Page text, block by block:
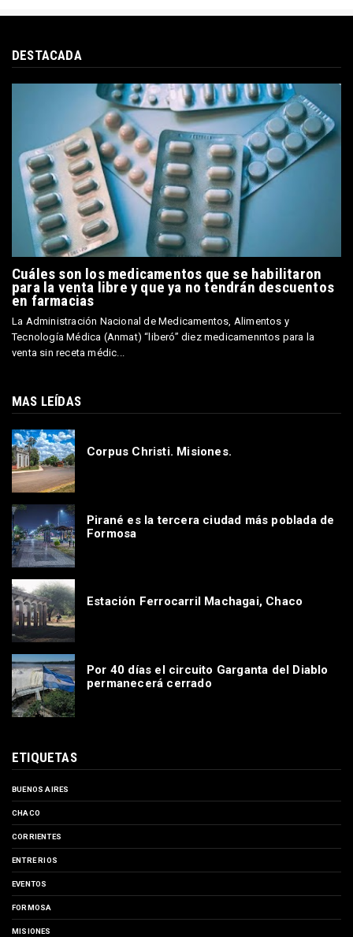
DESTACADA
Cuáles son los medicamentos que se habilitaron
para la venta libre y que ya no tendrán descuentos
en farmacias
La Administración Nacional de Medicamentos, Alimentos y
Tecnología Médica (Anmat) “liberó” diez medicamenntos para la
venta sin receta médic...
MAS LEÍDAS
Corpus Christi. Misiones.
Pirané es la tercera ciudad más poblada de
Formosa
Estación Ferrocarril Machagai, Chaco
Por 40 días el circuito Garganta del Diablo
permanecerá cerrado
ETIQUETAS
BUENOS AIRES
CHACO
CORRIENTES
ENTRE RIOS
EVENTOS
FORMOSA
MISIONES